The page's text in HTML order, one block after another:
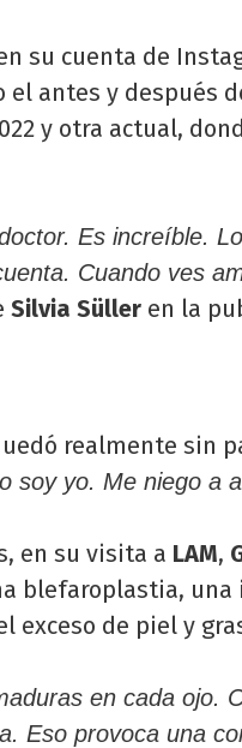
su cuenta de
el antes y después
y otra actual,
Es increíble.
Cuando ves
Silvia Süller en la
realmente sin
soy yo. Me niego a
en su visita a LAM,
blefaroplastia,
exceso de piel y
en cada ojo.
Eso provoca una